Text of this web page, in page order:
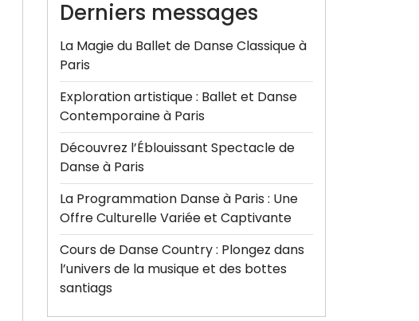
Derniers messages
La Magie du Ballet de Danse Classique à
Paris
Exploration artistique : Ballet et Danse
Contemporaine à Paris
Découvrez l’Éblouissant Spectacle de
Danse à Paris
La Programmation Danse à Paris : Une
Offre Culturelle Variée et Captivante
Cours de Danse Country : Plongez dans
l’univers de la musique et des bottes
santiags